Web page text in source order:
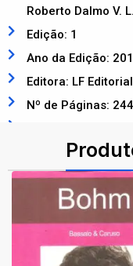
Roberto Dalmo V.
Edição: 1
Ano da Edição:
Editora: LF Editorial
Nº de Páginas: 244